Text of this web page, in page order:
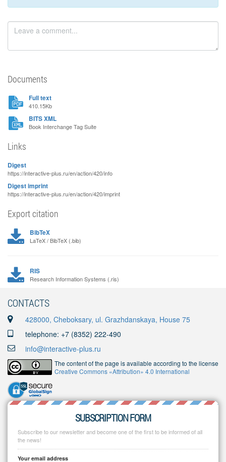
Documents
Full text
410.15Kb
BITS XML
Book Interchange Tag Suite
Links
Digest
https://interactive-plus.ru/en/action/420/info
Digest imprint
https://interactive-plus.ru/en/action/420/imprint
Export citation
BibTeX
LaTeX / BibTeX (.bib)
RIS
Research Information Systems (.ris)
CONTACTS
428000, Cheboksary, ul. Grazhdanskaya, House 75
telephone: +7 (8352) 222-490
info@interactive-plus.ru
The content of the page is available according to the license
Creative Commons «Attribution» 4.0 International
SUBSCRIPTION FORM
Subscribe to our newsletter and become one of the first to be informed of all
the news!
Your email address